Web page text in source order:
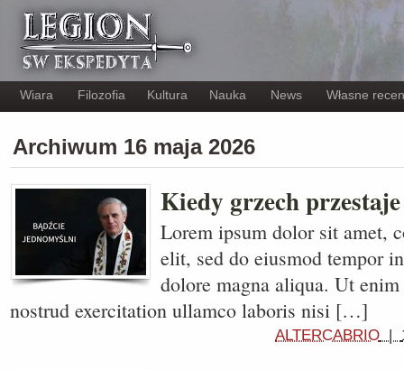
Wiara Filozofia Kultura Nauka News Własne
Archiwum 16 maja 2026
Kiedy grzech
Lorem ipsum dolor sit amet,
elit, sed do eiusmod tempor
dolore magna aliqua. Ut
nostrud exercitation ullamco laboris nisi […]
ALTERCABRIO |